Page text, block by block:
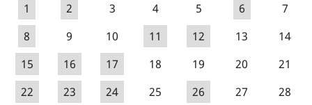
1
2 3 4 5 6
7
8
9 10 11 12 13
14
15
16 17 18 19 20
21
22
23 24 25 26 27
28